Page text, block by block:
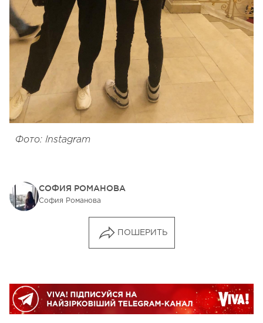
Фото: Instagram
СОФИЯ РОМАНОВА
София Романова
ПОШЕРИТЬ